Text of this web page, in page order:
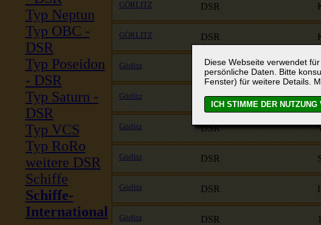
Diese Webseite verwendet
persönliche Daten. Bitte
Fenster) für weitere Details.
Typ Neptun
Typ OBC -
DSR
Typ Poseidon
- DSR
Typ Saturn -
DSR
Typ VCS
Typ RoRo
weitere DSR
Schiffe
Schiffe-
International
GÖRLITZ DSR
GÖRLITZ DSR
Görlitz DSR
Görlitz DSR
Görlitz DSR
Görlitz DSR
Görlitz DSR
Görlitz DSR